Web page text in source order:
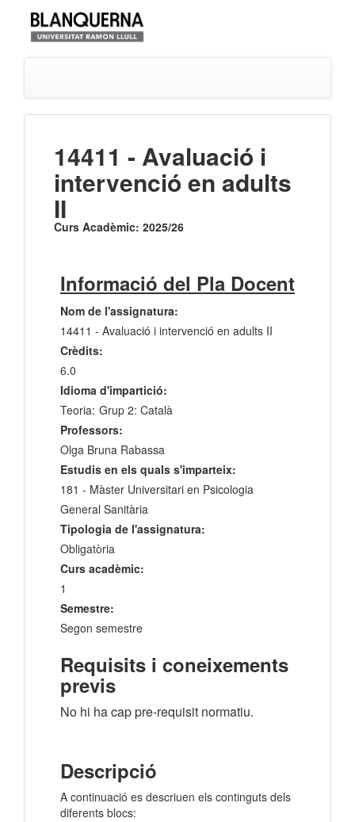
14411 - Avaluació i
intervenció en adults
II
Curs Acadèmic: 2025/26
Informació del Pla Docent
Nom de l'assignatura:
14411 - Avaluació i intervenció en adults II
Crèdits:
6.0
Idioma d'impartició:
Teoria: Grup 2: Català
Professors:
Olga Bruna Rabassa
Estudis en els quals s'imparteix:
181 - Màster Universitari en Psicologia
General Sanitària
Tipologia de l'assignatura:
Obligatòria
Curs acadèmic:
1
Semestre:
Segon semestre
Requisits i coneixements
previs
No hi ha cap pre-requisit normatiu.
Descripció
A continuació es descriuen els continguts dels
diferents blocs: